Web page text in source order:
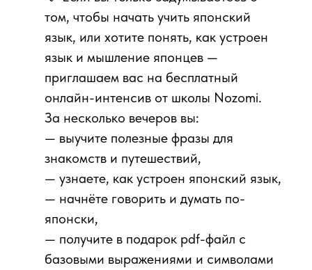
том, чтобы начать учить японский
язык, или хотите понять, как устроен
язык и мышление японцев —
приглашаем вас на бесплатный
онлайн-интенсив от школы Nozomi.
За несколько вечеров вы:
— выучите полезные фразы для
знакомств и путешествий,
— узнаете, как устроен японский язык,
— начнёте говорить и думать по-
японски,
— получите в подарок pdf-файл с
базовыми выражениями и символами